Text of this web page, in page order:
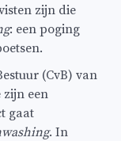
zijn die
: een poging
(CvB) van
zijn een
gaat
. In